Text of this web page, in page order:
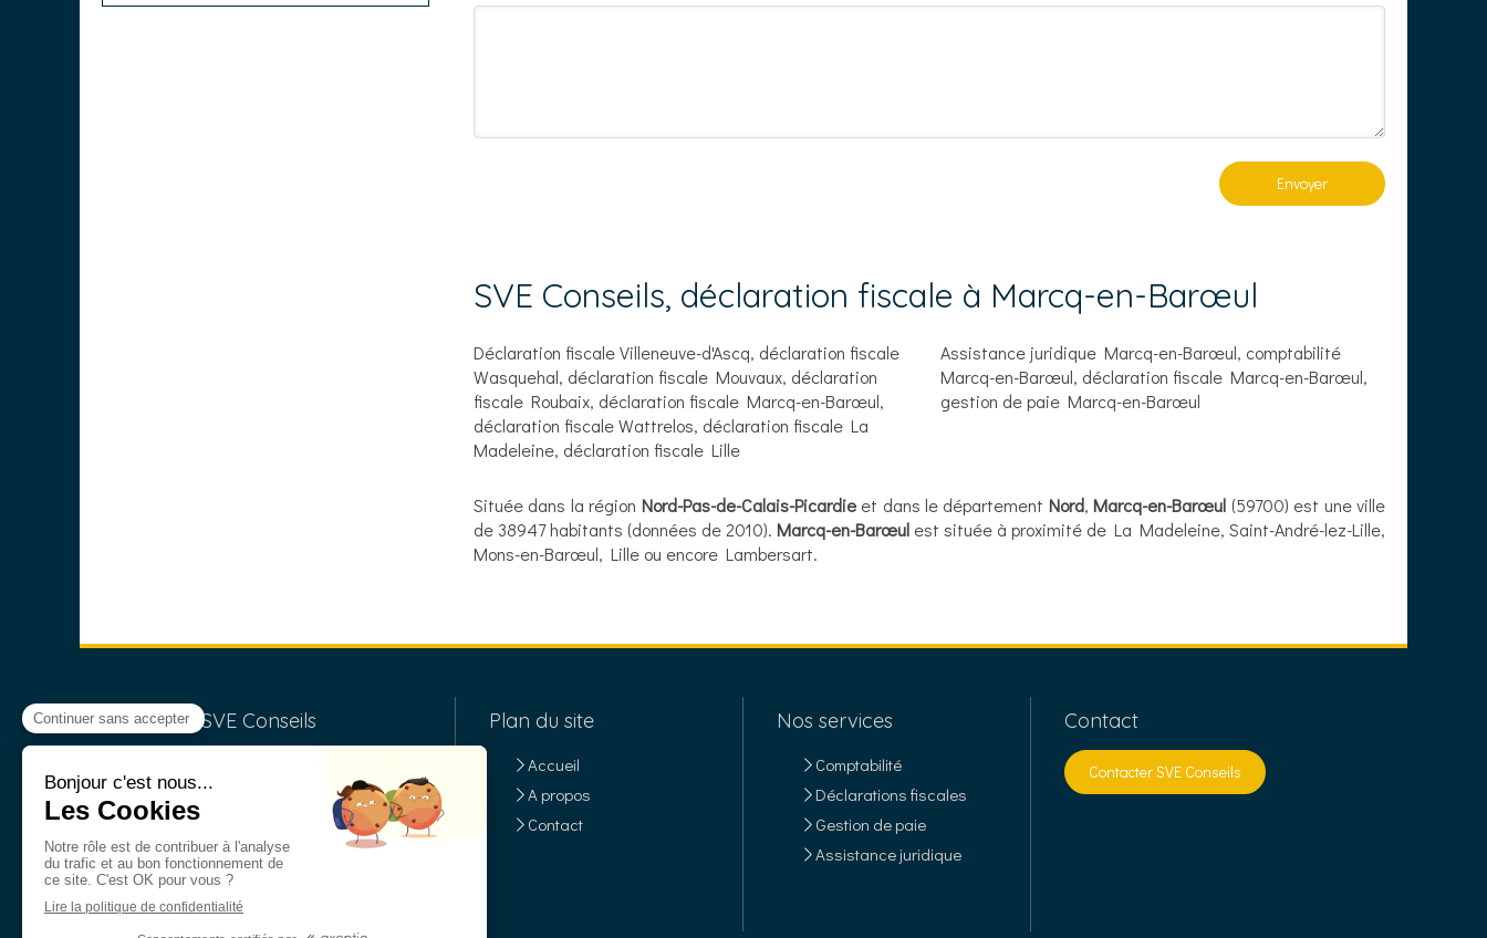
Envoyer
SVE Conseils, déclaration fiscale à Marcq-en-Barœul
Déclaration fiscale Villeneuve-d'Ascq, déclaration fiscale
Wasquehal, déclaration fiscale Mouvaux, déclaration
fiscale Roubaix, déclaration fiscale Marcq-en-Barœul,
déclaration fiscale Wattrelos, déclaration fiscale La
Madeleine, déclaration fiscale Lille
Assistance juridique Marcq-en-Barœul, comptabilité
Marcq-en-Barœul, déclaration fiscale Marcq-en-Barœul,
gestion de paie Marcq-en-Barœul
Située dans la région Nord-Pas-de-Calais-Picardieet dans le département Nord,Marcq-en-Barœul (59700) est une ville
de 38947 habitants (données de 2010). Marcq-en-Barœul est située à proximité de La Madeleine, Saint-André-lez-Lille,
Mons-en-Barœul, Lille ou encore Lambersart.
SVE Conseils
indépendant
Plan du site
Accueil
A propos
Contact
Nos services
Comptabilité
Déclarations fiscales
Gestion de paie
Assistance juridique
Contact
Contacter SVE Conseils